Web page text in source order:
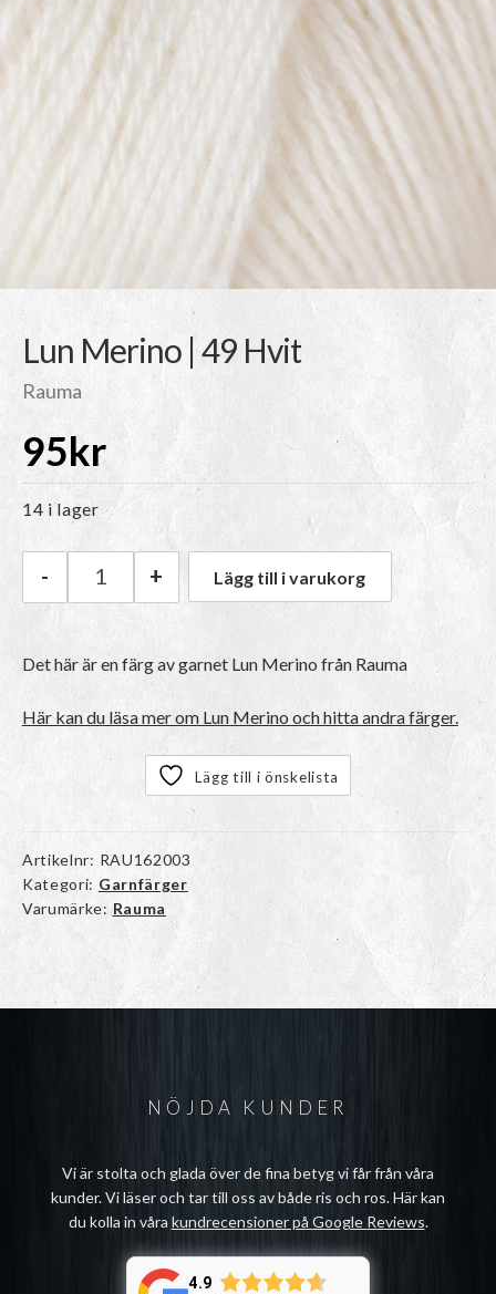
Lun Merino | 49 Hvit
Rauma
95kr
14 i lager
Rauma Lun Merino | 49 Hvit mängd
- + Lägg till i varukorg
Det här är en färg av garnet Lun Merino från Rauma
Här kan du läsa mer om Lun Merino och hitta andra färger.
Lägg till i önskelista
Artikelnr: RAU162003
Kategori: Garnfärger
Varumärke: Rauma
NÖJDA KUNDER
Vi är stolta och glada över de fina betyg vi får från våra
kunder. Vi läser och tar till oss av både ris och ros. Här kan
du kolla in våra kundrecensioner på Google Reviews.
4.9